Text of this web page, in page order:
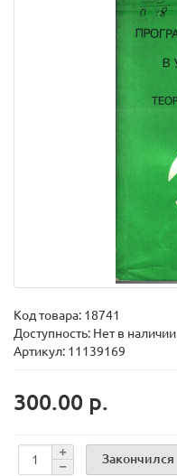
Код товара: 18741
Доступность: Нет в наличии
Артикул: 11139169
300.00 р.
Закончился